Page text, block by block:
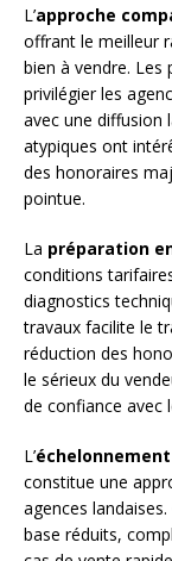
L’approche
offrant le meilleur
bien à vendre. Les
privilégier les
avec une diffusion
atypiques ont
des honoraires
pointue.
La préparation
conditions
diagnostics
travaux facilite le
réduction des
le sérieux du
de confiance avec
L’
constitue une
agences
base réduits,